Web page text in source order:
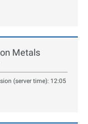
Metals
(server time): 12:05